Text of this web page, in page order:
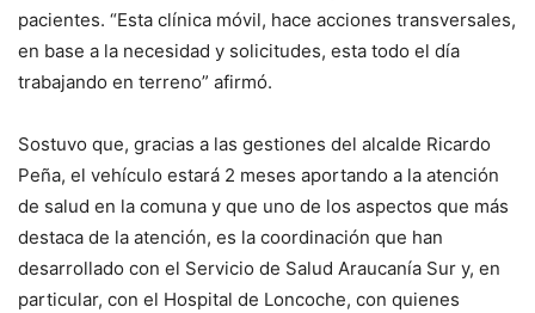
pacientes. “Esta clínica móvil, hace acciones transversales,
en base a la necesidad y solicitudes, esta todo el día
trabajando en terreno” afirmó.
Sostuvo que, gracias a las gestiones del alcalde Ricardo
Peña, el vehículo estará 2 meses aportando a la atención
de salud en la comuna y que uno de los aspectos que más
destaca de la atención, es la coordinación que han
desarrollado con el Servicio de Salud Araucanía Sur y, en
particular, con el Hospital de Loncoche, con quienes